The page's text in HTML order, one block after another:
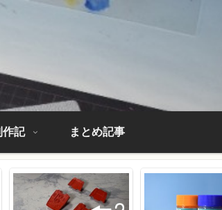
作記 まとめ記事